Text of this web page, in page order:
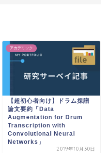
アカデミック
【超初心者向け】ドラム採譜
論文要約「Data
Augmentation for Drum
Transcription with
Convolutional Neural
Networks」
2019年10月30日